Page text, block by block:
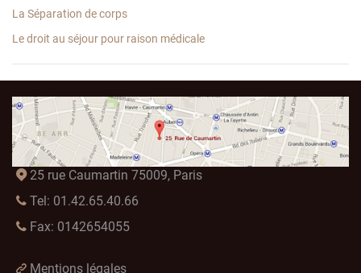
La Séparation de corps
Le droit au séjour pour raison médicale
25 rue Caumartin 75009, Paris
Tel: 01.42.65.40.66
Fax: 0142654055
Mentions légales